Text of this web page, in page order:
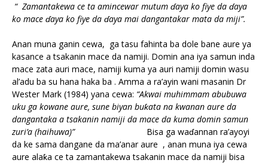
“ Zamantakewa ce ta amincewar mutum ɗaya ko fiye da ɗaya
ko mace ɗaya ko fiye da ɗaya mai dangantakar mata da miji”.
Anan muna ganin cewa, ga tasu fahinta ba dole bane aure ya
kasance a tsakanin mace da namiji. Domin ana iya samun inda
mace zata auri mace, namiji kuma ya auri namiji domin wasu
al’adu ba su hana haka ba . Amma a ra’ayin wani masanin Dr
Wester Mark (1984) yana cewa: “Akwai muhimmam abubuwa
uku ga kowane aure, sune biyan buƙata na kwanan aure da
dangantaka a tsakanin namiji da mace da kuma domin samun
zuri’a (haihuwa)”Bisa ga waɗannan ra’ayoyi
da ke sama dangane da ma’anar aure , anan muna iya cewa
aure alaƙa ce ta zamantakewa tsakanin mace da namiji bisa